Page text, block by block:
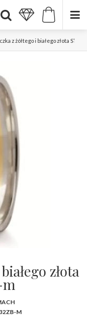
z żółtego i białego złota ST-
złota
m
M